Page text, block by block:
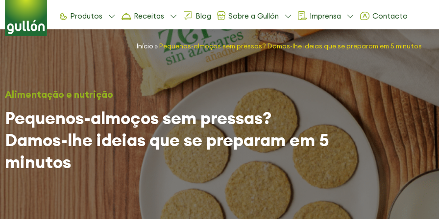
Produtos Receitas Blog Sobre a Gullón Imprensa Contacto
Início » Pequenos-almoços sem pressas? Damos-lhe ideias que se preparam em 5 minutos
Alimentação e nutrição
Pequenos-almoços sem pressas?
Damos-lhe ideias que se preparam em 5
minutos